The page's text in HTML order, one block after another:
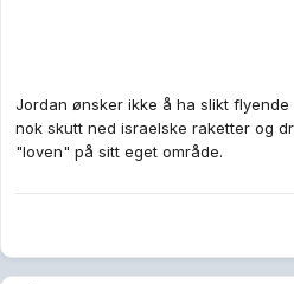
Jordan ønsker ikke å ha slikt
nok skutt ned israelske raketter og
"loven" på sitt eget område.